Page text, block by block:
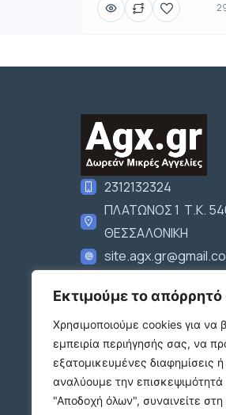
Εκτιμούμε το απόρρητό
Χρησιμοποιούμε cookies για να
εμπειρία περιήγησής σας, να
εξατομικευμένες διαφημίσεις
αναλύουμε την
"Αποδοχή όλων", συναινείτε
2312132324
ΠΛΑΤΩΝΟΣ 1 Τ.Κ.
ΘΕΣΣΑΛΟΝΙΚΗ